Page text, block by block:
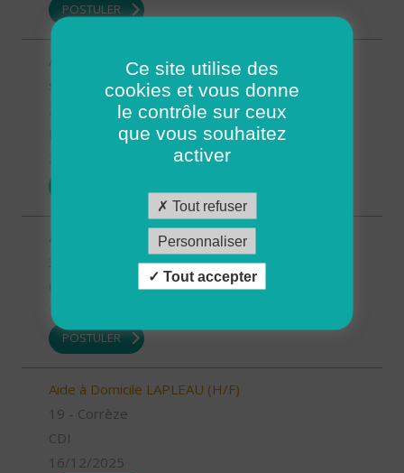
POSTULER
Auxiliaire de Vie/Accompagnant Educatif et Social
sur ROSCOFF (H/F)
29 - Finistère
Possibilité de CDI ou CDD
Auxiliaire de vie sociale - secteur Estang (H/F)
19/12/2025
POSTULER
Aide à Domicile LAPLEAU (H/F)
19 - Corrèze
CDI
16/12/2025
Ce site utilise des
cookies et vous donne
le contrôle sur ceux
que vous souhaitez
activer
Tout refuser
Personnaliser
Tout accepter